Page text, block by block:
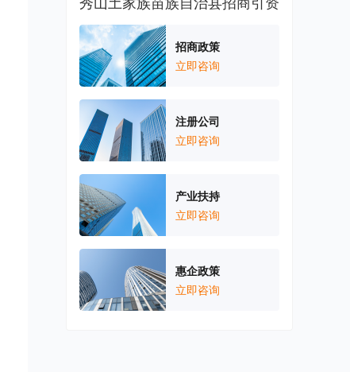
招商政策
立即咨询
注册公司
立即咨询
产业扶持
立即咨询
惠企政策
立即咨询